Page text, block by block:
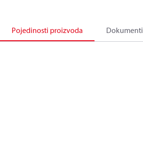
Pojedinosti proizvoda Dokumenti